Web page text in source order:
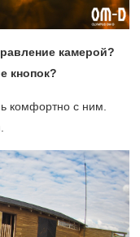
камерой?
кнопок?
комфортно с ним.